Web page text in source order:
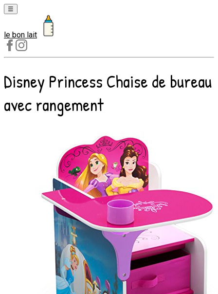
☰
Laits
1er
âge
Laits
2e
âge
le bon lait
Disney Princess Chaise de bureau
avec rangement